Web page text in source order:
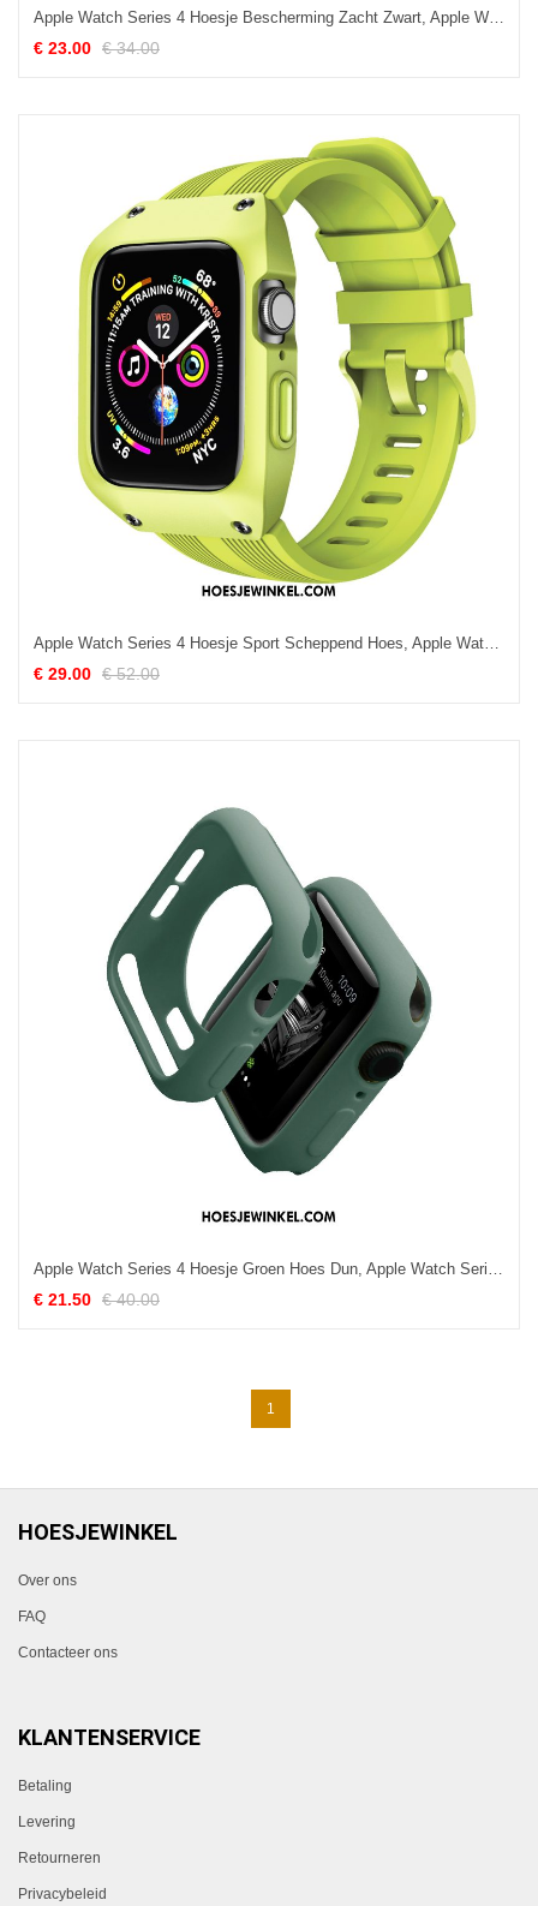
Apple Watch Series 4 Hoesje Bescherming Zacht Zwart, Apple Watch Series 4 Hoesje Anti-fall Dun
€ 23.00 € 34.00
Apple Watch Series 4 Hoesje Sport Scheppend Hoes, Apple Watch Series 4 Hoesje Groen Bescherming
€ 29.00 € 52.00
Apple Watch Series 4 Hoesje Groen Hoes Dun, Apple Watch Series 4 Hoesje Trendy Merk Bescherming
€ 21.50 € 40.00
1
HOESJEWINKEL
Over ons
FAQ
Contacteer ons
KLANTENSERVICE
Betaling
Levering
Retourneren
Privacybeleid